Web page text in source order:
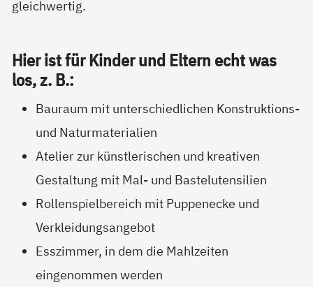
gleichwertig.
Hier ist für Kin­der und El­tern echt was
los, z. B.:
Bauraum mit unterschiedlichen Konstruktions-
und Naturmaterialien
Atelier zur künstlerischen und kreativen
Gestaltung mit Mal- und Bastelutensilien
Rollenspielbereich mit Puppenecke und
Verkleidungsangebot
Esszimmer, in dem die Mahlzeiten
eingenommen werden